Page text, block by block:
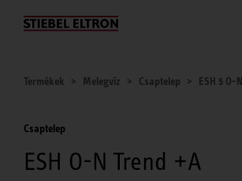
Hírek
Termékek Melegvíz Csaptelep ESH 5 O-
Csaptelep
ESH O-N Trend +A